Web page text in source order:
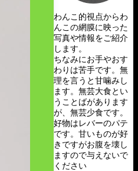
わんこ的視点からわ
んこの網膜に映った
写真や情報をご紹介
します。
ちなみにお手やおす
わりは苦手です。無
理を言うと甘噛みし
ます。無芸大食とい
うことばがあります
が、無芸少食です。
好物はレバーのパテ
です。甘いものが好
きですがお腹を壊し
ますので与えないで
ください